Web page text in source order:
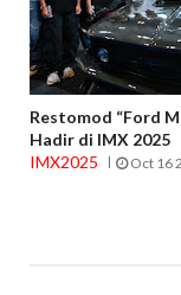
Restomod “Ford
Hadir di IMX 2025
IMX2025
Oct 16